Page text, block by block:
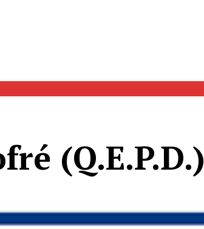
(Q.E.P.D.)